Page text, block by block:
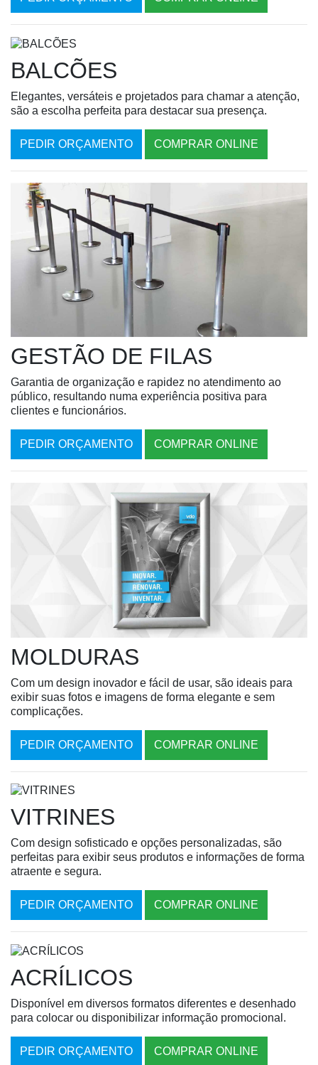
BALCÕES
Elegantes, versáteis e projetados para chamar a atenção,
são a escolha perfeita para destacar sua presença.
PEDIR ORÇAMENTO COMPRAR ONLINE
GESTÃO DE FILAS
Garantia de organização e rapidez no atendimento ao
público, resultando numa experiência positiva para
clientes e funcionários.
PEDIR ORÇAMENTO COMPRAR ONLINE
MOLDURAS
Com um design inovador e fácil de usar, são ideais para
exibir suas fotos e imagens de forma elegante e sem
complicações.
PEDIR ORÇAMENTO COMPRAR ONLINE
VITRINES
Com design sofisticado e opções personalizadas, são
perfeitas para exibir seus produtos e informações de forma
atraente e segura.
PEDIR ORÇAMENTO COMPRAR ONLINE
ACRÍLICOS
Disponível em diversos formatos diferentes e desenhado
para colocar ou disponibilizar informação promocional.
PEDIR ORÇAMENTO COMPRAR ONLINE